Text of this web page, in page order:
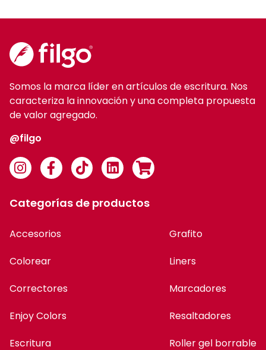
Somos la marca líder en artículos de escritura. Nos
caracteriza la innovación y una completa propuesta
de valor agregado.
@filgo
Categorías de productos
Accesorios
Colorear
Correctores
Enjoy Colors
Escritura
Grafito
Liners
Marcadores
Resaltadores
Roller gel borrable